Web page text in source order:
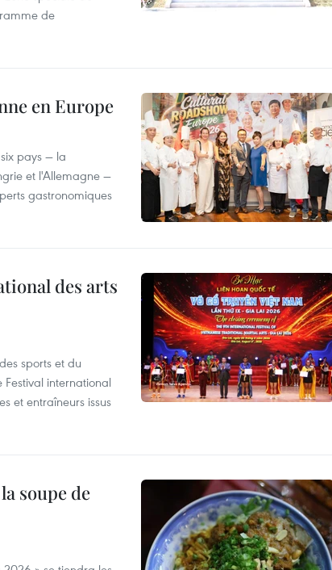
de
en Europe
pays — la
et l'Allemagne —
gastronomiques
des arts
sports et du
international
et entraîneurs issus
soupe de